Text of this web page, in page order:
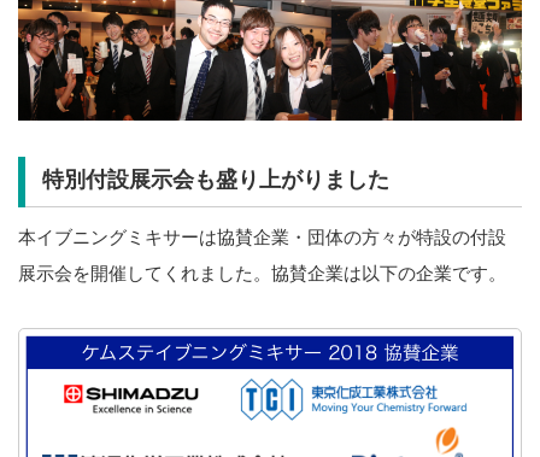
特別付設展示会も盛り上がりました
本イブニングミキサーは協賛企業・団体の方々が特設の付設
展示会を開催してくれました。協賛企業は以下の企業です。